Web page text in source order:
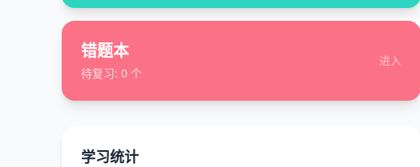
错题本
待复习: 0 个
进入
学习统计